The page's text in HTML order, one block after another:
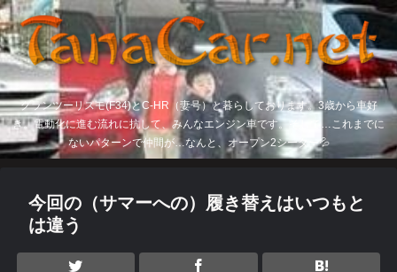
グランツーリスモ(F34)とC-HR（妻号）と暮らしております。3歳から車好
き。電動化に進む流れに抗して、みんなエンジン車です。そして…これまでに
ないパターンで仲間が…なんと、オープン2シーター💦
今回の（サマーへの）履き替えはいつもと
は違う